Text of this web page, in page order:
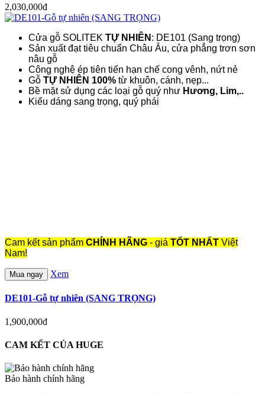
2,030,000đ
Cửa gỗ SOLITEK TỰ NHIÊN : DE101 (Sang trọng)
Sản xuất đạt tiêu chuẩn Châu Âu, cửa phẳng trơn sơn
nâu gỗ
Công nghệ ép tiên tiến hạn chế cong vênh, nứt nẻ
Gỗ TỰ NHIÊN 100% từ khuôn, cánh, nẹp...
Bề mặt sử dụng các loại gỗ quý như Hương, Lim,..
Kiểu dáng sang trọng, quý phái
Cam kết sản phẩm CHÍNH HÃNG - giá TỐT NHẤT Việt
Nam!
Mua ngay Xem
DE101-Gỗ tự nhiên (SANG TRỌNG)
1,900,000đ
CAM KẾT CỦA HUGE
Bảo hành chính hãng